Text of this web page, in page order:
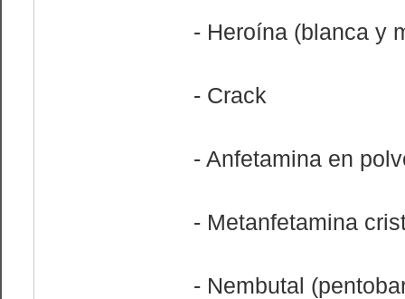
- Heroína (blanca y
- Crack
- Anfetamina en
- Metanfetamina
- Nembutal